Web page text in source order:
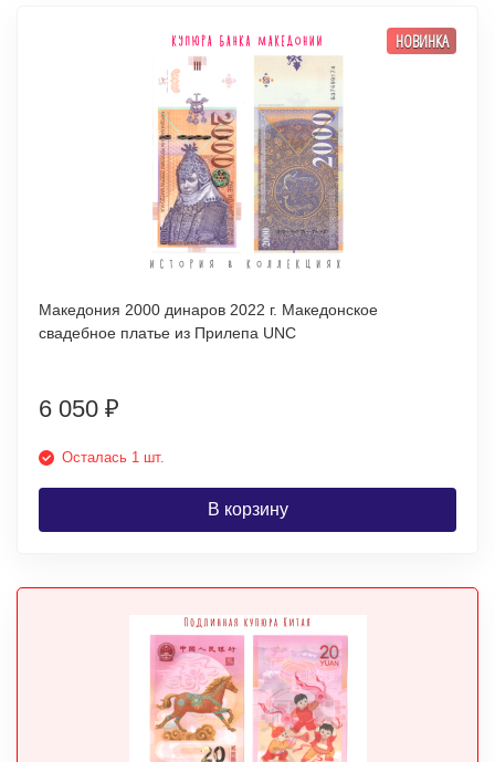
НОВИНКА
Македония 2000 динаров 2022 г. Македонское
свадебное платье из Прилепа UNC
6 050 ₽
Осталась 1 шт.
В корзину